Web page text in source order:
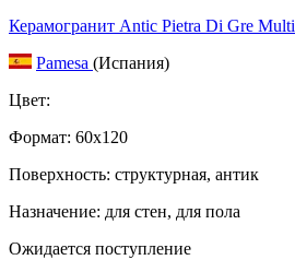
Керамогранит Antic Pietra Di Gre Multi
Pamesa (Испания)
Цвет:
Формат: 60x120
Поверхность: структурная, антик
Назначение: для стен, для пола
Ожидается поступление